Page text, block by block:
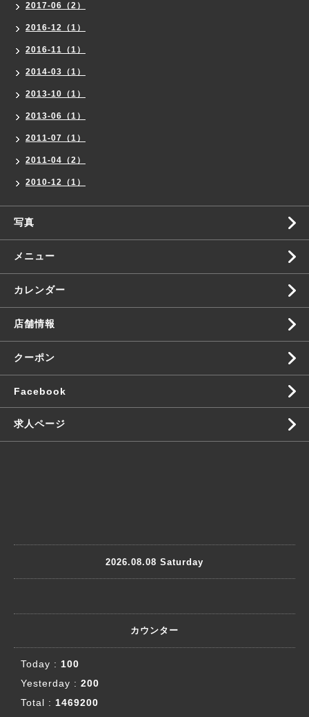
2017-06（2）
2016-12（1）
2016-11（1）
2014-03（1）
2013-10（1）
2013-06（1）
2011-07（1）
2011-04（2）
2010-12（1）
写真
メニュー
カレンダー
店舗情報
クーポン
Facebook
求人ページ
2026.08.08 Saturday
カウンター
Today : 100
Yesterday : 200
Total : 1469200